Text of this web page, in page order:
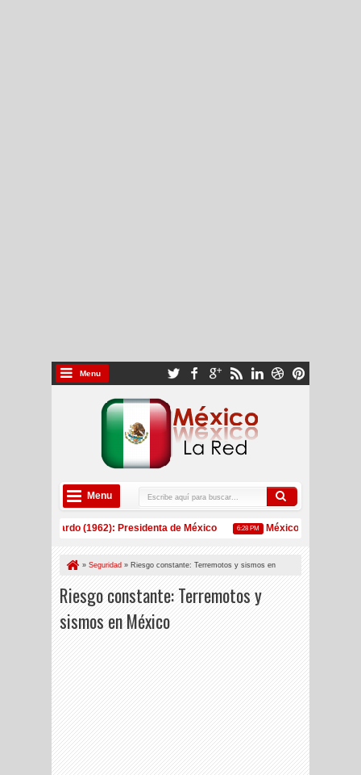
Menu
Menu
Pardo (1962): Presidenta de México 6:28 PM
México: Estos son los
por primera vez a China como principal exportador de EE UU desde 2002
» Seguridad » Riesgo constante: Terremotos y sismos en
México
Riesgo constante: Terremotos y
sismos en México